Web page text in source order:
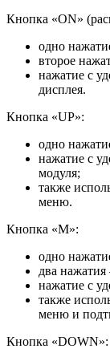
Кнопка «ON»
одно
второе
нажатие с
дисплея.
Кнопка «UP»:
одно
нажатие с
модуля;
также
меню.
Кнопка «М»:
одно
два
нажатие с
также
меню и
Кнопка «DOWN»: